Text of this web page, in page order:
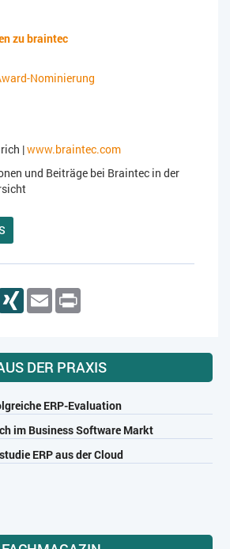
zu braintec
Nominierung
|www.braintec.com
und Beiträge bei Braintec in der
XING Email
DER PRAXIS
ERP-Evaluation
im Business Software Markt
ERP aus der Cloud